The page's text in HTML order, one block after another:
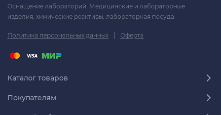
Оснащение лабораторий. Медицинские и лабораторные
изделия, химические реактивы, лабораторная посуда.
Политика персональных данных | Оферта
Каталог товаров
Покупателям